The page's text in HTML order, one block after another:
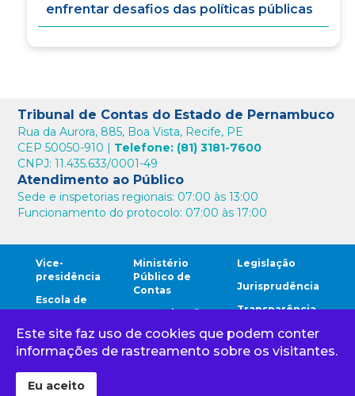
enfrentar desafios das políticas públicas
Tribunal de Contas do Estado de Pernambuco
Rua da Aurora, 885, Boa Vista, Recife, PE
CEP 50050-910 | Telefone: (81) 3181-7600
CNPJ: 11.435.633/0001-49
Atendimento ao Público
Sede e inspetorias regionais: 07:00 às 13:00
Funcionamento do protocolo: 07:00 às 17:00
Vice-
presidência
Escola de
Contas
Ouvidoria
Corregedoria
Ministério
Público de
Contas
Comunicação
Cidadão
Gestores
Legislação
Jurisprudência
Transparência
Comunidade
TCE
Tribunal de Contas do Estado de Pernambuco 1968 - 2024
Este site faz uso de cookies que podem conter
informações de rastreamento sobre os visitantes.
Eu aceito